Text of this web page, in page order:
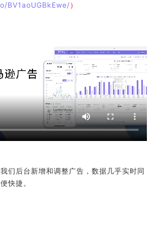
BV1aoUGBkEwe/）
们后台新增和调整广告，数据几乎实时同
快捷。